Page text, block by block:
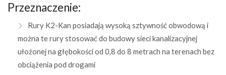
Przeznaczenie:
Rury K2-Kan posiadają wysoką sztywność obwodową i
można te rury stosować do budowy sieci kanalizacyjnej
ułożonej na głębokości od 0,8 do 8 metrach na terenach bez
obciążenia pod drogami